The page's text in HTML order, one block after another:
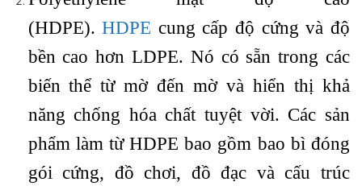
(HDPE).HDPE cung cấp độ cứng và độ
bền cao hơn LDPE. Nó có sẵn trong các
biến thể từ mờ đến mờ và hiển thị khả
năng chống hóa chất tuyệt vời. Các sản
phẩm làm từ HDPE bao gồm bao bì đóng
gói cứng, đồ chơi, đồ đạc và cấu trúc